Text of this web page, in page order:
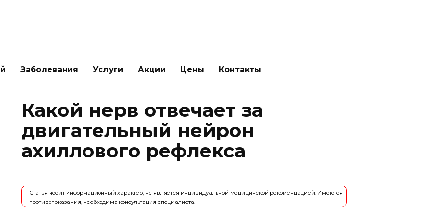
Заболевания Услуги Акции Цены Контакты
Какой нерв отвечает за
двигательный нейрон
ахиллового рефлекса
Статья носит информационный характер, не является индивидуальной медицинской рекомендацией. Имеются
противопоказания, необходима консультация специалиста.